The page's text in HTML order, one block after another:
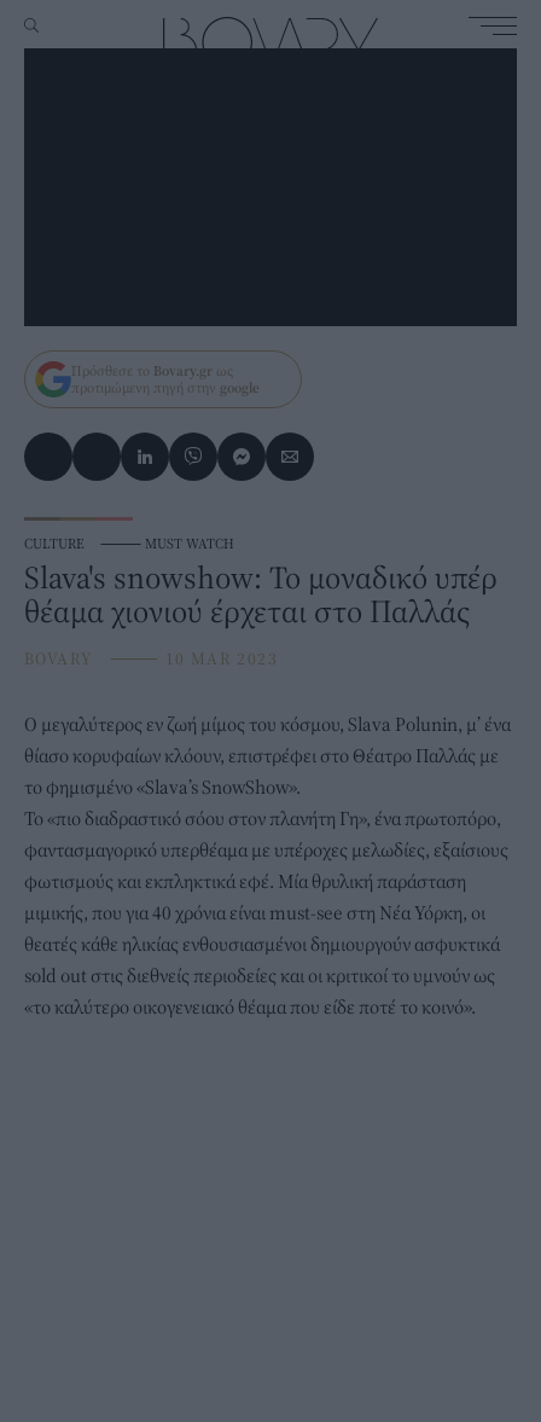
Πρόσθεσε το Bovary.gr ως
προτιμώμενη πηγή στην google
CULTURE ⸻ MUST WATCH
Slava's snowshow: Το μοναδικό υπέρ
θέαμα χιονιού έρχεται στο Παλλάς
BOVARY ⸻ 10 MAR 2023
Ο μεγαλύτερος εν ζωή μίμος του κόσμου, Slava Polunin, μ’ ένα
θίασο κορυφαίων κλόουν, επιστρέφει στο Θέατρο Παλλάς με
το φημισμένο «Slava’s SnowShow».
Το «πιο διαδραστικό σόου στον πλανήτη Γη», ένα πρωτοπόρο,
φαντασμαγορικό υπερθέαμα με υπέροχες μελωδίες, εξαίσιους
φωτισμούς και εκπληκτικά εφέ. Μία θρυλική παράσταση
μιμικής, που για 40 χρόνια είναι must-see στη Νέα Υόρκη, οι
θεατές κάθε ηλικίας ενθουσιασμένοι δημιουργούν ασφυκτικά
sold out στις διεθνείς περιοδείες και οι κριτικοί το υμνούν ως
«το καλύτερο οικογενειακό θέαμα που είδε ποτέ το κοινό».